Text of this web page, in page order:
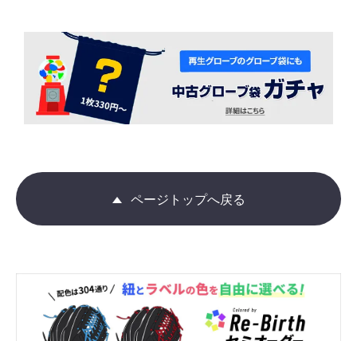
ページトップへ戻る